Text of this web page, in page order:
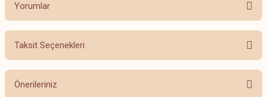
Yorumlar
Bu ürüne ilk yorumu siz yapın!
Taksit Seçenekleri
Önerileriniz